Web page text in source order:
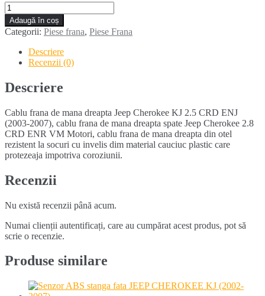
Cantitate
Cablu
frana
de
mana
dreapta
CHEROKEE
KJ
2007)
Adaugă în coș
Categorii: Piese frana, Piese Frana
Descriere
Recenzii (0)
Descriere
Cablu frana de mana dreapta Jeep Cherokee KJ 2.5 CRD ENJ
(2003-2007), cablu frana de mana dreapta spate Jeep Cherokee 2.8
CRD ENR VM Motori, cablu frana de mana dreapta din otel
rezistent la socuri cu invelis dim material cauciuc plastic care
protezeaja impotriva coroziunii.
Recenzii
Nu există recenzii până acum.
Numai clienții autentificați, care au cumpărat acest produs, pot să
scrie o recenzie.
Produse similare